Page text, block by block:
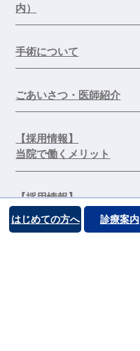
内）
手術について
ごあいさつ・医師紹介
【採用情報】
当院で働くメリット
【採用情報】
エントリー・お問合せ
はじめての方へ 診療案内